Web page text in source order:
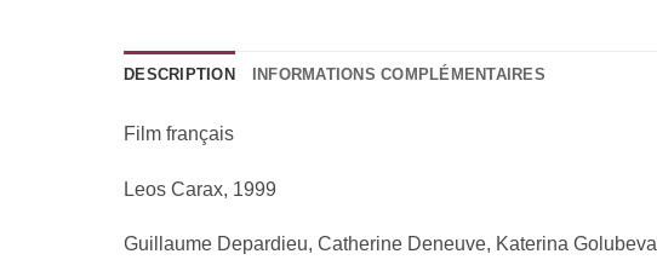
DESCRIPTION INFORMATIONS COMPLÉMENTAIRES
Film français
Leos Carax, 1999
Guillaume Depardieu, Catherine Deneuve, Katerina Golubeva